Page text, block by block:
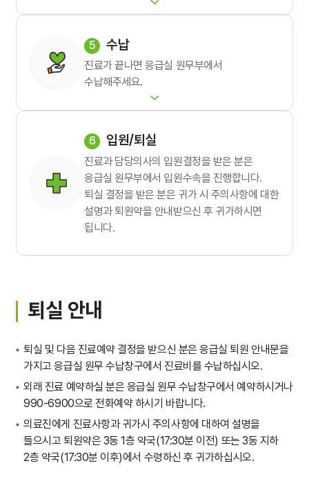
수납
진료가 끝나면 응급실 원무부에서
수납해주세요.
입원/퇴실
진료과 담당의사의 입원결정을 받은 분은
응급실 원무부에서 입원수속을 진행합니다.
퇴실 결정을 받은 분은 귀가 시 주의사항에 대한
설명과 퇴원약을 안내받으신 후 귀가하시면
됩니다.
퇴실 안내
퇴실 및 다음 진료예약 결정을 받으신 분은 응급실 퇴원 안내문을
가지고 응급실 원무 수납창구에서 진료비를 수납하십시오.
외래 진료 예약하실 분은 응급실 원무 수납창구에서 예약하시거나
990-6900으로 전화예약 하시기 바랍니다.
의료진에게 진료사항과 귀가시 주의사항에 대하여 설명을
들으시고 퇴원약은 3동 1층 약국(17:30분 이전) 또는 3동 지하
2층 약국(17:30분 이후)에서 수령하신 후 귀가하십시오.